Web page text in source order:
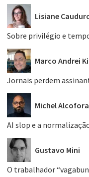
Lisiane
Sobre privilégio e
Marco Andrei
Jornais perdem
Michel
AI slop e a
Gustavo Mini
O trabalhador